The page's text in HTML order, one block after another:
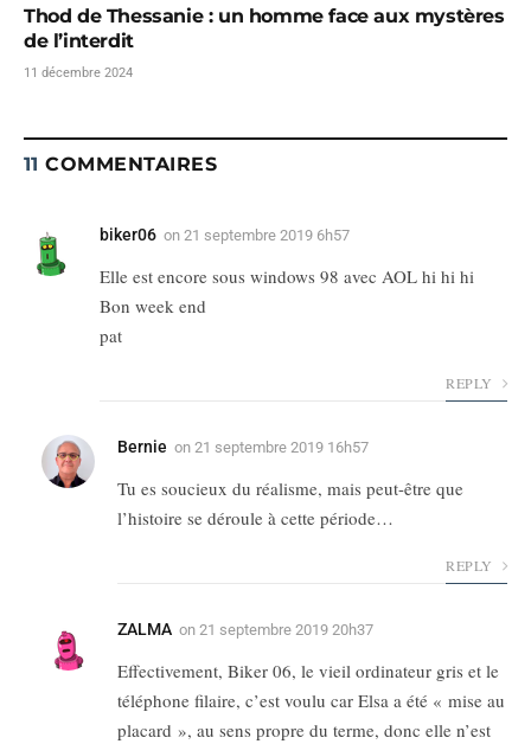
Thod de Thessanie : un homme face aux mystères
de l’interdit
11 décembre 2024
11 COMMENTAIRES
biker06 on 21 septembre 2019 6h57
Elle est encore sous windows 98 avec AOL hi hi hi
Bon week end
pat
REPLY
Bernie on 21 septembre 2019 16h57
Tu es soucieux du réalisme, mais peut-être que
l’histoire se déroule à cette période…
REPLY
ZALMA on 21 septembre 2019 20h37
Effectivement, Biker 06, le vieil ordinateur gris et le
téléphone filaire, c’est voulu car Elsa a été « mise au
placard », au sens propre du terme, donc elle n’est